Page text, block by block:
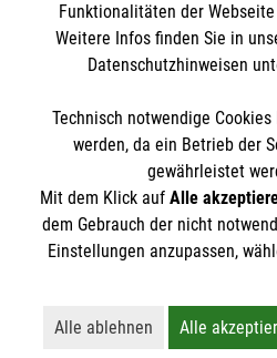
Malteserorden
Sharepoint
Spendenkonto
Bank:
Pax-Bank für
DE89 3706 0120
BIC: GENODED1PA7
So finden Sie uns
Email:
Der Malteser Hilfsdienst e.V. ist
Gewerbesteuer befreit.
Funktionalitäten der
Weitere Infos finden Sie in
Datenschutzhinweisen
Technisch notwendige
werden, da ein Betrieb der
gewährleistet
Mit dem Klick auf Alle
dem Gebrauch der nicht
Einstellungen anzupassen,
Alle ablehnen
Lehnt alle nicht-
Alle